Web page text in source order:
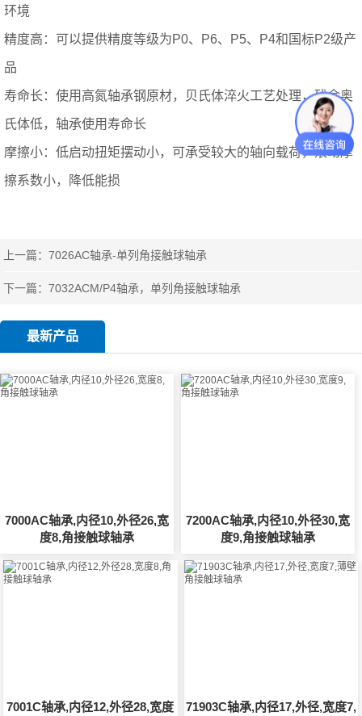
环境
精度高：可以提供精度等级为P0、P6、P5、P4和国标P2级产
品
寿命长：使用高氮轴承钢原材，贝氏体淬火工艺处理，残余奥
氏体低，轴承使用寿命长
摩擦小：低启动扭矩摆动小，可承受较大的轴向载荷，滚动摩
擦系数小，降低能损
上一篇：7026AC轴承-单列角接触球轴承
下一篇：7032ACM/P4轴承，单列角接触球轴承
最新产品
7000AC轴承,内径10,外径26,宽
度8,角接触球轴承
7200AC轴承,内径10,外径30,宽
度9,角接触球轴承
7001C轴承,内径12,外径28,宽度
71903C轴承,内径17,外径,宽度7,